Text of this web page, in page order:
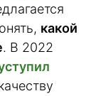
какой
. В 2022